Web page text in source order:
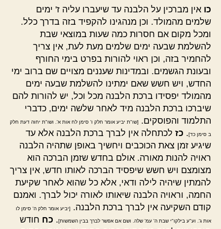
כו אין מברכין על הלבנה עד שיעברו עליה ז' ימים
שלמים מהמולד. וכן מנהגינו להקפיד בזה בדרך כלל.
ומכל מקום אם חסרות כמה שעות במוצאי שבת
להשלמת שבעה ימים שלמים מעת לעת, אין צריך
להחמיר בזה, וכן ראוי להורות בפרט בימי החורף
ובעונת הגשמים. ובמדינות שעננים מצויים שם ברוב ימי
החדש, ויש חשש שאם ימתינו להשלמת שבעה ימים
מהמולד יפסידו ברכת הלבנה מכל וכל, יש להורות להם
שיברכו ברכת הלבנה מיד לאחר שלשה ימים, כדברי
התלמוד והפוסקים.
[שו"ת יביע אומר חלק ו' סימן לח אות א'. ושו"ת יחוה דעת חלק
ב סימן כד]. כז לכתחלה אין לברך ברכת הלבנה אלא עד
שיגיע זמן צאת הכוכבים ויחשיך באופן שתהיה הלבנה
ראויה להנות מאורה. אולם בחדש שזמן הברכה הוא
מצומצם ויש חשש שיפסיד הברכה לאותו חדש, אין צריך
להמתין שיהיה לילה ודאי, אלא כל שהוא לאחר שקיעת
החמה, וראויה הלבנה שיאותו לאורה יכול לברך. ואמנם
קודם השקיעה אין לברך ברכת הלבנה.
[יביע אומר חלק ה' סימן לו
אות ג'. וע"ע בילקו"י שבת ה' עמ' שלה. ושם אם אפשר לברך בבין השמשות]. כח חודש